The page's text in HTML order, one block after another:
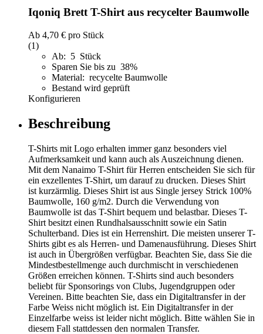
Iqoniq Brett T-Shirt aus recycelter Baumwolle
Ab 4,70 € pro Stück
(1)
Ab: 5 Stück
Sparen Sie bis zu 38%
Material: recycelte Baumwolle
Bestand wird geprüft
Konfigurieren
Beschreibung
T-Shirts mit Logo erhalten immer ganz besonders viel
Aufmerksamkeit und kann auch als Auszeichnung dienen.
Mit dem Nanaimo T-Shirt für Herren entscheiden Sie sich für
ein exzellentes T-Shirt, um darauf zu drucken. Dieses Shirt
ist kurzärmlig. Dieses Shirt ist aus Single jersey Strick 100%
Baumwolle, 160 g/m2. Durch die Verwendung von
Baumwolle ist das T-Shirt bequem und belastbar. Dieses T-
Shirt besitzt einen Rundhalsausschnitt sowie ein Satin
Schulterband. Dies ist ein Herrenshirt. Die meisten unserer T-
Shirts gibt es als Herren- und Damenausführung. Dieses Shirt
ist auch in Übergrößen verfügbar. Beachten Sie, dass Sie die
Mindestbestellmenge auch durchmischt in verschiedenen
Größen erreichen können. T-Shirts sind auch besonders
beliebt für Sponsorings von Clubs, Jugendgruppen oder
Vereinen. Bitte beachten Sie, dass ein Digitaltransfer in der
Farbe Weiss nicht möglich ist. Ein Digitaltransfer in der
Einzelfarbe weiss ist leider nicht möglich. Bitte wählen Sie in
diesem Fall stattdessen den normalen Transfer.